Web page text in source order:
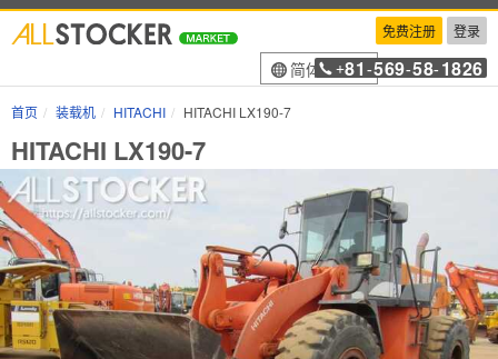
免费注册 登录
简体中文
+81 -569-58-1826
首页 装载机 HITACHI HITACHI LX190-7
HITACHI LX190-7